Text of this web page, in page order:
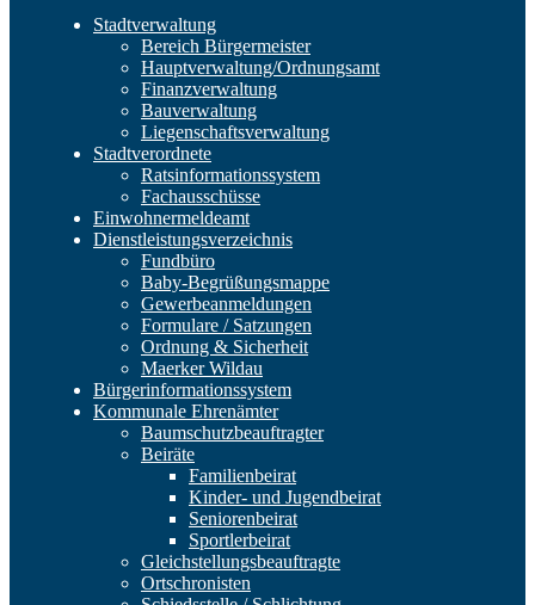
Stadtverwaltung
Bereich Bürgermeister
Hauptverwaltung/Ordnungsamt
Finanzverwaltung
Bauverwaltung
Liegenschaftsverwaltung
Stadtverordnete
Ratsinformationssystem
Fachausschüsse
Einwohnermeldeamt
Dienstleistungsverzeichnis
Fundbüro
Baby-Begrüßungsmappe
Gewerbeanmeldungen
Formulare / Satzungen
Ordnung & Sicherheit
Maerker Wildau
Bürgerinformationssystem
Kommunale Ehrenämter
Baumschutzbeauftragter
Beiräte
Familienbeirat
Kinder- und Jugendbeirat
Seniorenbeirat
Sportlerbeirat
Gleichstellungsbeauftragte
Ortschronisten